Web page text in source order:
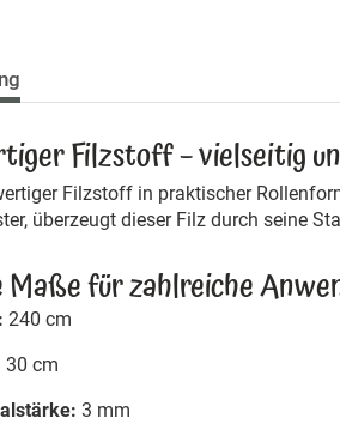
Filzstoff – vielseitig
Filzstoff in praktischer
überzeugt dieser Filz durch seine
für zahlreiche
240 cm
30 cm
3 mm